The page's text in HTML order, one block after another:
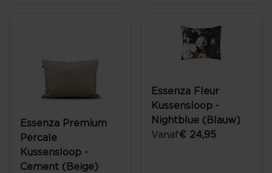
Essenza Premium
Percale
Kussensloop -
Cement (Beige)
Essenza Fleur
Kussensloop -
Nightblue (Blauw)
Vanaf€ 24,95